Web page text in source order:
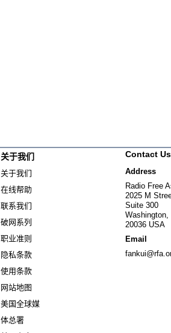
关于我们
关于我们
在线帮助
联系我们
破网系列
职业准则
隐私条款
使用条款
网站地图
美国全球媒
体总署
Contact Us
Address
Radio Free
2025 M
Suite 300
Washington,
20036 USA
Email